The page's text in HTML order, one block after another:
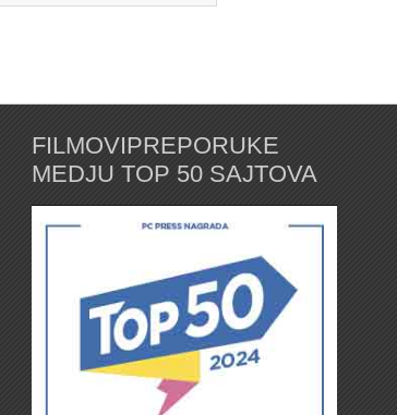
FILMOVIPREPORUKE
MEDJU TOP 50 SAJTOVA